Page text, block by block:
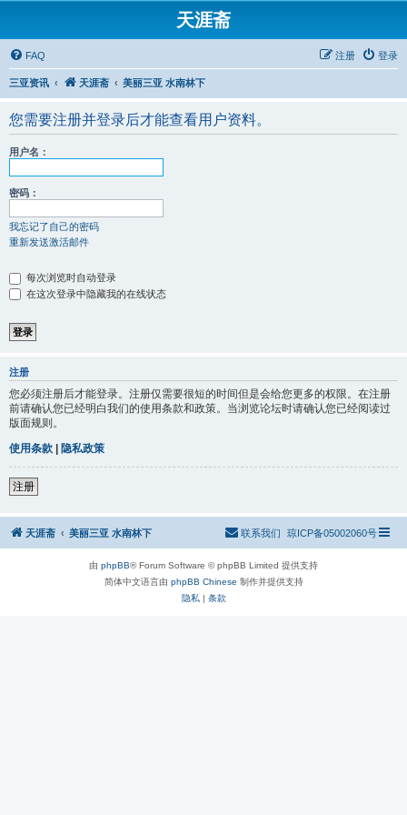
天涯斋
FAQ 登录
注册
三亚资讯 天涯斋 美丽三亚 水南林下
您需要注册并登录后才能查看用户资料。
用户名：
密码：
我忘记了自己的密码
重新发送激活邮件
每次浏览时自动登录
在这次登录中隐藏我的在线状态
注册
您必须注册后才能登录。注册仅需要很短的时间但是会给您更多的权限。在注册
前请确认您已经明白我们的使用条款和政策。当浏览论坛时请确认您已经阅读过
版面规则。
使用条款 | 隐私政策
注册
天涯斋 美丽三亚 水南林下 琼ICP备05002060号
联系我们
由 phpBB® Forum Software © phpBB Limited 提供支持
简体中文语言由 phpBB Chinese 制作并提供支持
隐私 | 条款